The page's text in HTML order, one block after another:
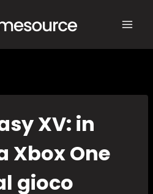
XV: in
Xbox One
gioco